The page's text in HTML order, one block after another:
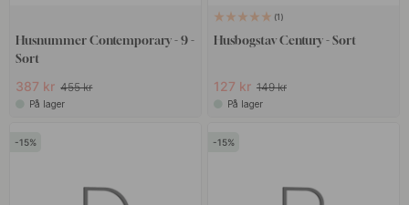
Husnummer Contemporary - 9 -
Sort
387 kr 455 kr
På lager
1
Husbogstav Century - Sort
127 kr 149 kr
På lager
15 15